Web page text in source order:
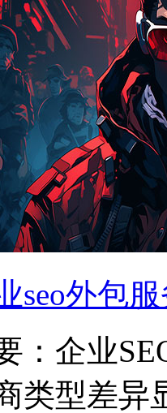
seo外包
：企业
类型差异